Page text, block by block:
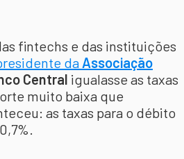
fintechs e das instituições
da Associação
Central igualasse as taxas
muito baixa que
as taxas para o débito